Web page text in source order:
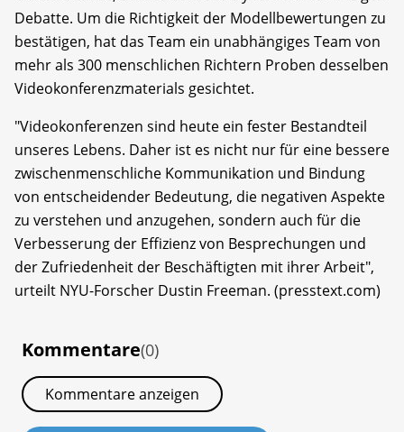
Debatte. Um die Richtigkeit der Modellbewertungen zu
bestätigen, hat das Team ein unabhängiges Team von
mehr als 300 menschlichen Richtern Proben desselben
Videokonferenzmaterials gesichtet.
"Videokonferenzen sind heute ein fester Bestandteil
unseres Lebens. Daher ist es nicht nur für eine bessere
zwischenmenschliche Kommunikation und Bindung
von entscheidender Bedeutung, die negativen Aspekte
zu verstehen und anzugehen, sondern auch für die
Verbesserung der Effizienz von Besprechungen und
der Zufriedenheit der Beschäftigten mit ihrer Arbeit",
urteilt NYU-Forscher Dustin Freeman. (presstext.com)
Kommentare(0)
Kommentare anzeigen